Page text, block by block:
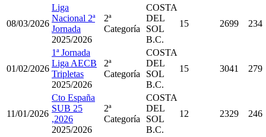
08/03/2026
Liga
Nacional 2ª
Jornada
2025/2026
2ª
Categoría
COSTA
DEL
SOL
B.C.
15 2699 234
01/02/2026
1ª Jornada
Liga AECB
Tripletas
2025/2026
2ª
Categoría
COSTA
DEL
SOL
B.C.
15 3041 279
11/01/2026
Cto España
SUB 25
,2026
2025/2026
2ª
Categoría
COSTA
DEL
SOL
B.C.
12 2329 246